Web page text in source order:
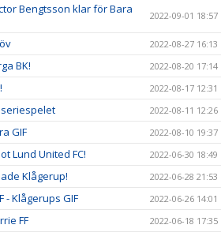
Bengtsson klar för Bara
2022-09-01 18:57
2022-08-27 16:13
BK! 2022-08-20 17:14
2022-08-17 12:31
seriespelet 2022-08-11 12:26
GIF 2022-08-10 19:37
Lund United FC! 2022-06-30 18:49
Klågerup! 2022-06-28 21:53
- Klågerups GIF 2022-06-26 14:01
FF 2022-06-18 17:35